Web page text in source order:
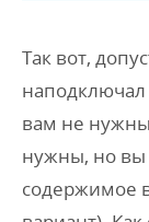
Так вот,
наподключал
вам не
нужны, но вы
содержимое